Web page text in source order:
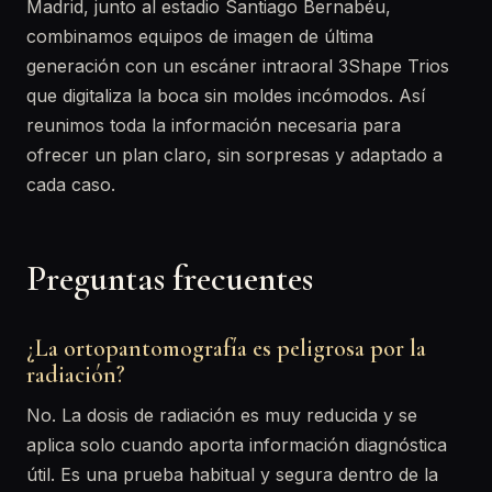
Madrid, junto al estadio Santiago Bernabéu,
combinamos equipos de imagen de última
generación con un escáner intraoral 3Shape Trios
que digitaliza la boca sin moldes incómodos. Así
reunimos toda la información necesaria para
ofrecer un plan claro, sin sorpresas y adaptado a
cada caso.
Preguntas frecuentes
¿La ortopantomografía es peligrosa por la
radiación?
No. La dosis de radiación es muy reducida y se
aplica solo cuando aporta información diagnóstica
útil. Es una prueba habitual y segura dentro de la